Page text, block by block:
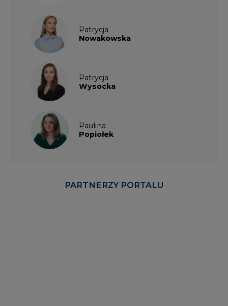
Patrycja
Nowakowska
Patrycja
Wysocka
Paulina
Popiołek
PARTNERZY PORTALU